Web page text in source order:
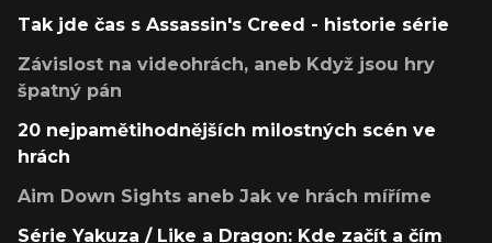
Tak jde čas s Assassin's Creed - historie série
Závislost na videohrách, aneb Když jsou hry
špatný pán
20 nejpamětihodnějších milostných scén ve
hrách
Aim Down Sights aneb Jak ve hrách míříme
Série Yakuza / Like a Dragon: Kde začít a čím